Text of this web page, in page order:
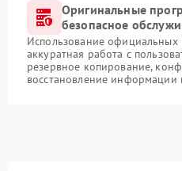
Оригинальные
безопасное
Использование
аккуратная работа с
резервное копирование,
восстановление информации